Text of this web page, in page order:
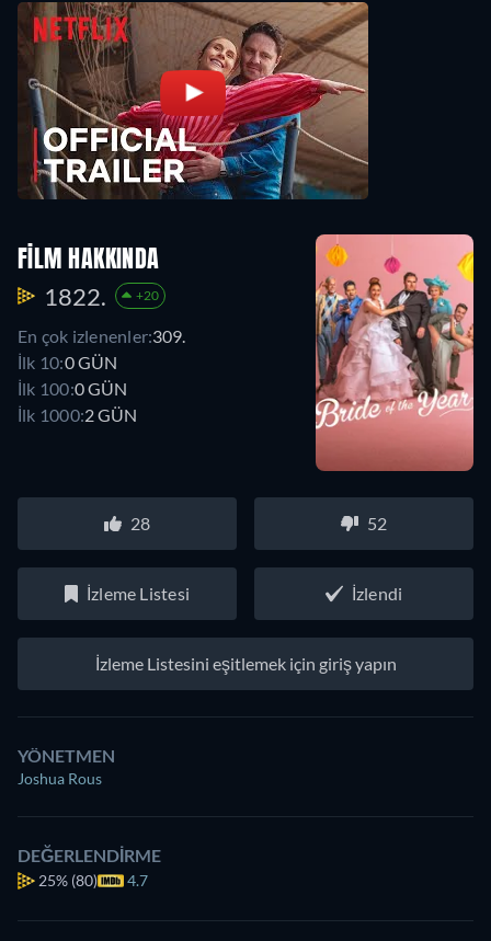
FILM HAKKINDA
1822. +20
En çok izlenenler:309.
İlk 10:0 GÜN
İlk 100:0 GÜN
İlk 1000:2 GÜN
28 52
İzleme Listesi İzlendi
İzleme Listesini eşitlemek için giriş yapın
YÖNETMEN
Joshua Rous
DEĞERLENDIRME
25% (80) 4.7